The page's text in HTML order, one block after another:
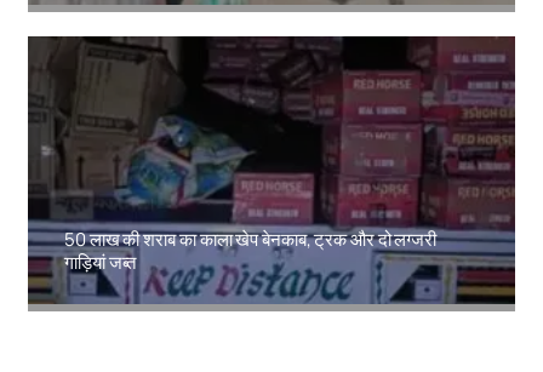
50 लाख की शराब का काला खेप बेनकाब, ट्रक और दो लग्जरी
गाड़ियां जब्त
Amit Lekh